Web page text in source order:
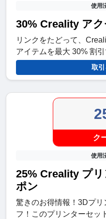
使用
30% Creality ア
リンクをたどって、
アイテムを最大 30% 割
取
ク
使用
25% Creality プ
ポン
驚きのお得情報！3Dプ
フ！このプリンターセッ